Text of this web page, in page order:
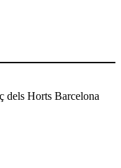
dels Horts Barcelona